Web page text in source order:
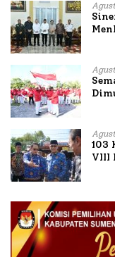
103
VIII